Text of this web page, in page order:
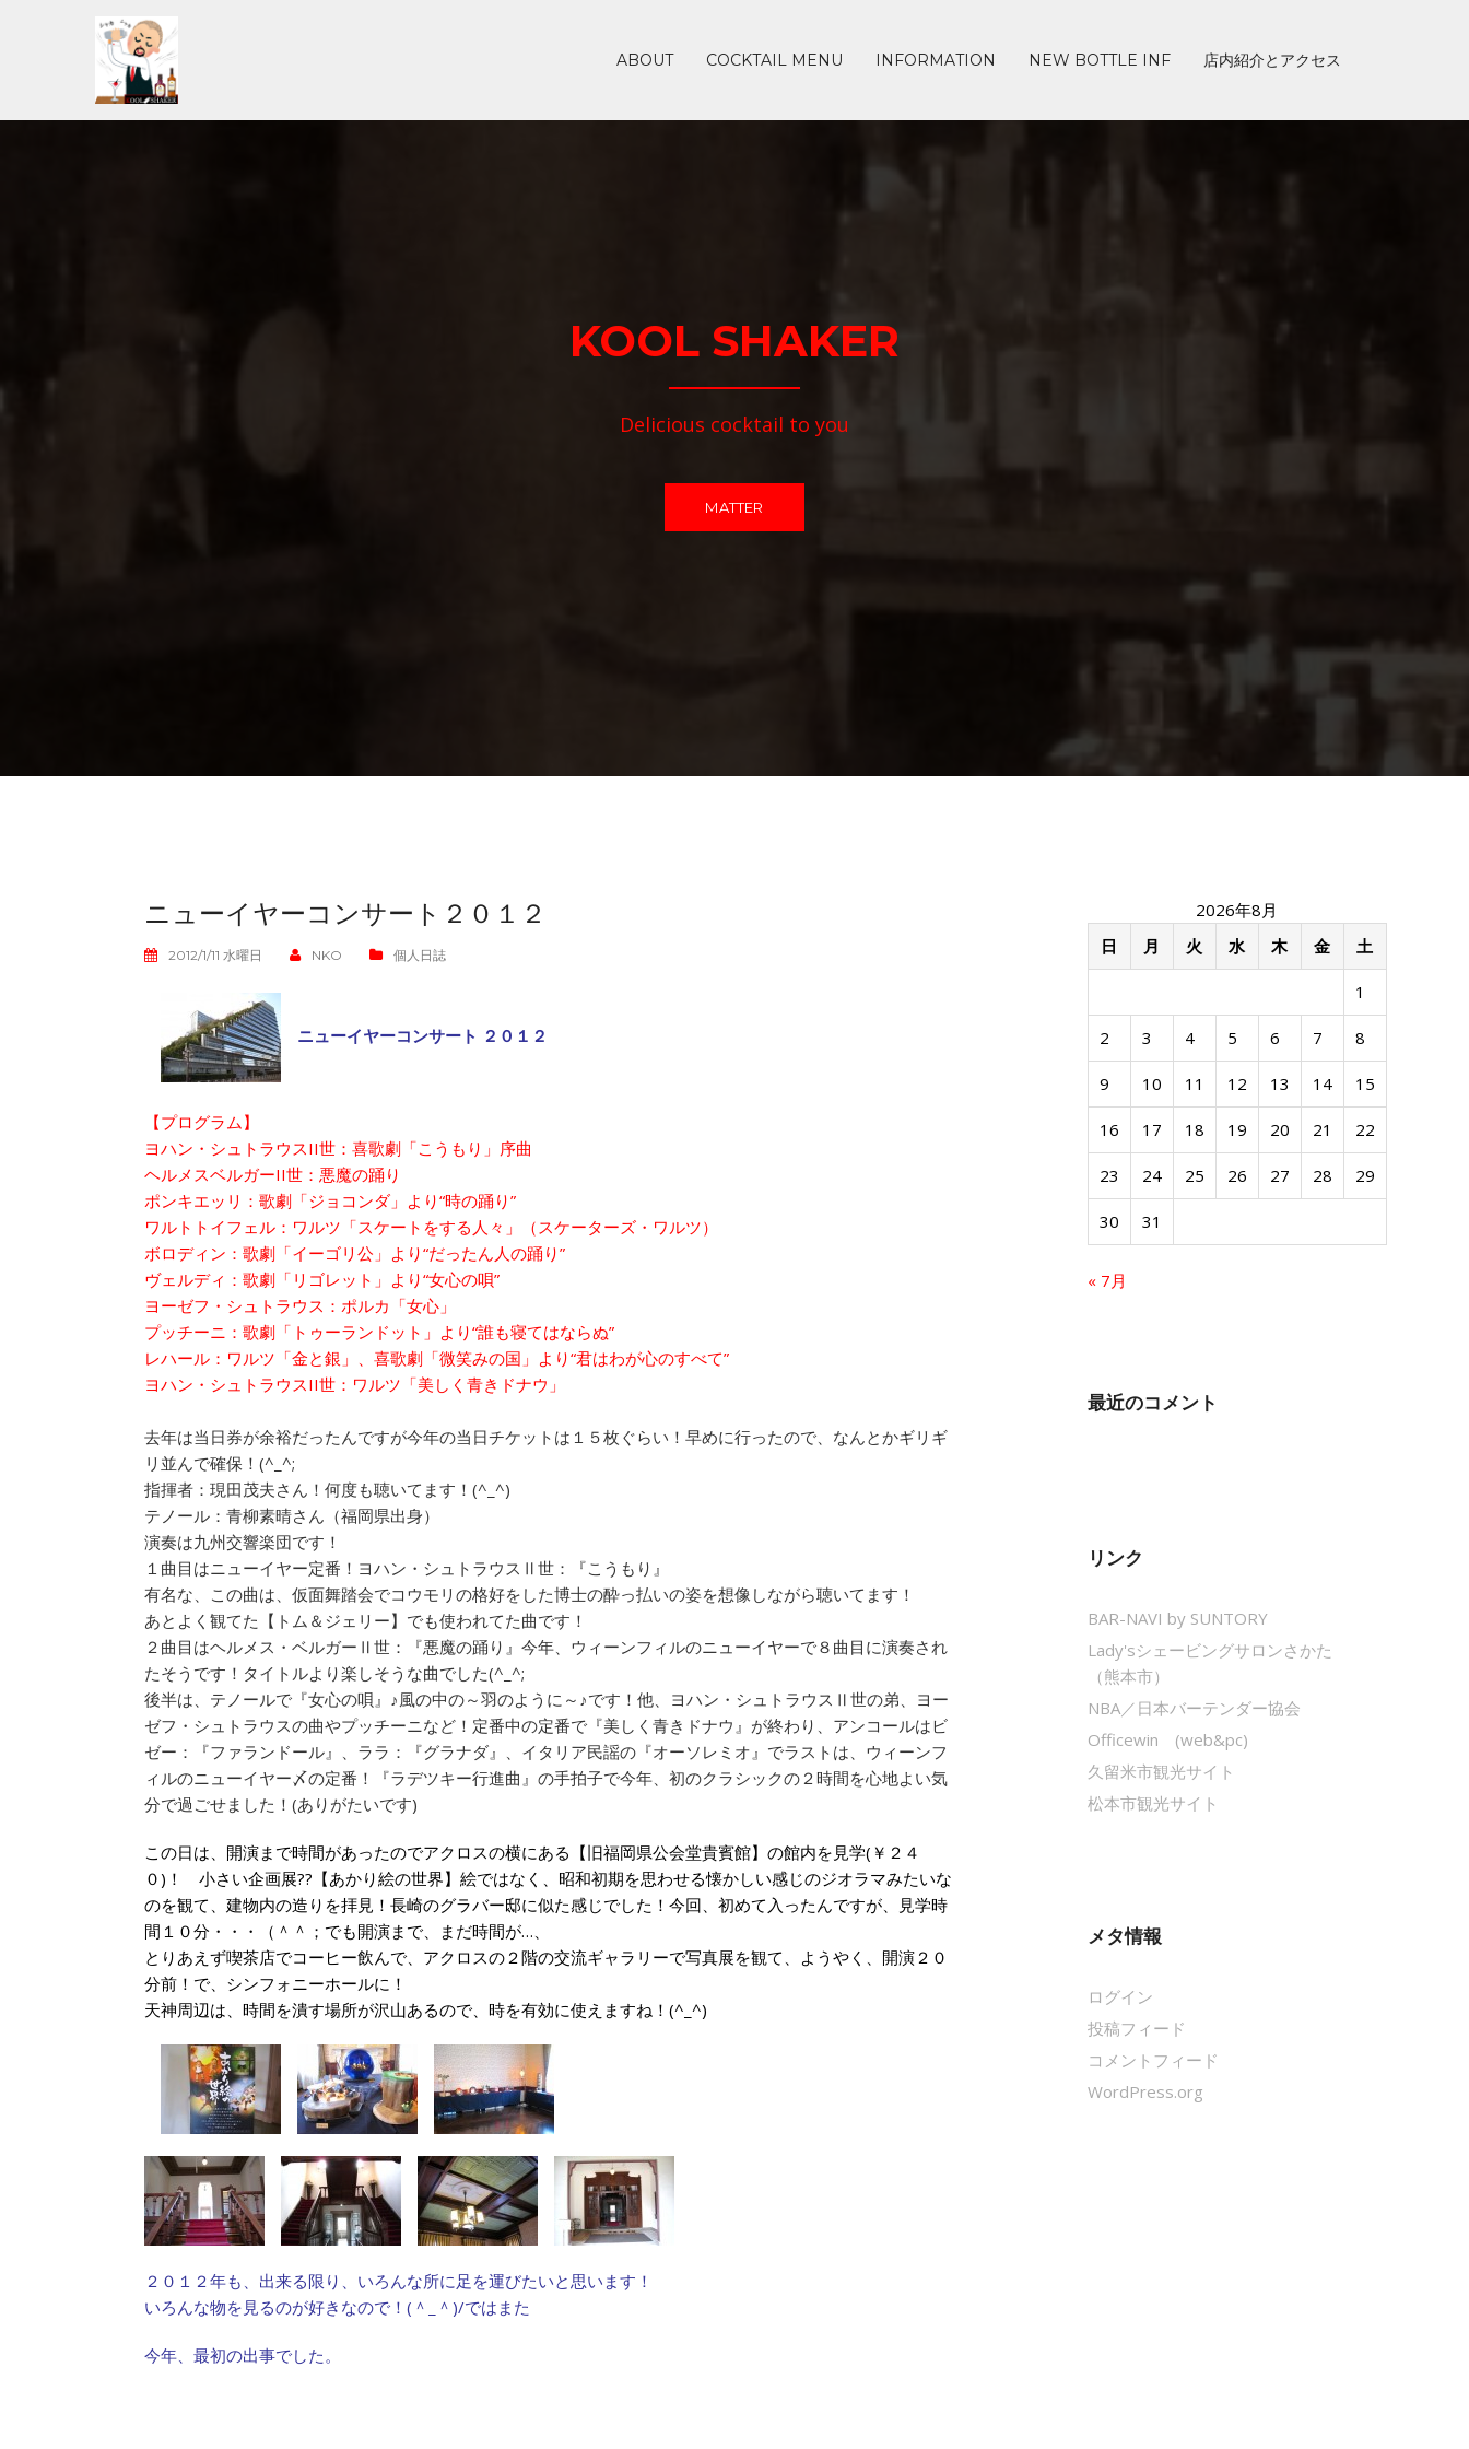
ツ
ABOUT COCKTAIL MENU INFORMATION NEW BOTTLE INF 店内紹介とアクセス
KOOL SHAKER
Delicious cocktail to you
MATTER
ニューイヤーコンサート２０１２
2012/1/11 水曜日 NKO 個人日誌
ニューイヤーコンサート ２０１２
【プログラム】
ヨハン・シュトラウスII世：喜歌劇「こうもり」序曲
ヘルメスベルガーII世：悪魔の踊り
ポンキエッリ：歌劇「ジョコンダ」より“時の踊り”
ワルトトイフェル：ワルツ「スケートをする人々」（スケーターズ・ワルツ）
ボロディン：歌劇「イーゴリ公」より“だったん人の踊り”
ヴェルディ：歌劇「リゴレット」より“女心の唄”
ヨーゼフ・シュトラウス：ポルカ「女心」
プッチーニ：歌劇「トゥーランドット」より“誰も寝てはならぬ”
レハール：ワルツ「金と銀」、喜歌劇「微笑みの国」より“君はわが心のすべて”
ヨハン・シュトラウスII世：ワルツ「美しく青きドナウ」
去年は当日券が余裕だったんですが今年の当日チケットは１５枚ぐらい！早めに行ったので、なんとかギリギ
リ並んで確保！(^_^;ゞ
指揮者：現田茂夫さん！何度も聴いてます！(^_^)
テノール：青柳素晴さん（福岡県出身）
演奏は九州交響楽団です！
１曲目はニューイヤー定番！ヨハン・シュトラウスⅡ世：『こうもり』
有名な、この曲は、仮面舞踏会でコウモリの格好をした博士の酔っ払いの姿を想像しながら聴いてます！
あとよく観てた【トム＆ジェリー】でも使われてた曲です！
２曲目はヘルメス・ベルガーⅡ世：『悪魔の踊り』今年、ウィーンフィルのニューイヤーで８曲目に演奏され
たそうです！タイトルより楽しそうな曲でした(^_^;
後半は、テノールで『女心の唄』♪風の中の～羽のように～♪です！他、ヨハン・シュトラウスⅡ世の弟、ヨー
ゼフ・シュトラウスの曲やプッチーニなど！定番中の定番で『美しく青きドナウ』が終わり、アンコールはビ
ゼー：『ファランドール』、ララ：『グラナダ』、イタリア民謡の『オーソレミオ』でラストは、ウィーンフ
ィルのニューイヤー〆の定番！『ラデツキー行進曲』の手拍子で今年、初のクラシックの２時間を心地よい気
分で過ごせました！(ありがたいです)
この日は、開演まで時間があったのでアクロスの横にある【旧福岡県公会堂貴賓館】の館内を見学(￥２４
０)！ 小さい企画展??【あかり絵の世界】絵ではなく、昭和初期を思わせる懐かしい感じのジオラマみたいな
のを観て、建物内の造りを拝見！長崎のグラバー邸に似た感じでした！今回、初めて入ったんですが、見学時
間１０分・・・（＾＾；でも開演まで、まだ時間が…、
とりあえず喫茶店でコーヒー飲んで、アクロスの２階の交流ギャラリーで写真展を観て、ようやく、開演２０
分前！で、シンフォニーホールに！
天神周辺は、時間を潰す場所が沢山あるので、時を有効に使えますね！(^_^)
２０１２年も、出来る限り、いろんな所に足を運びたいと思います！
いろんな物を見るのが好きなので！(＾_＾)/ではまた
今年、最初の出事でした。
2026年8月
日
月 火 水 木 金 土
1
2 3 4 5 6 7 8
9 10 11 12 13 14 15
16 17 18 19 20 21 22
23 24 25 26 27 28 29
30 31
« 7月
最近のコメント
リンク
BAR-NAVI by SUNTORY
Lady'sシェービングサロンさかた
（熊本市）
NBA／日本バーテンダー協会
Officewin (web&pc)
久留米市観光サイト
松本市観光サイト
メタ情報
ログイン
投稿フィード
コメントフィード
WordPress.org